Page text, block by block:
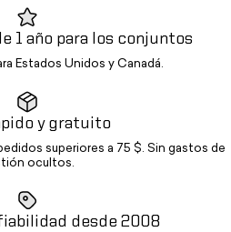
1 año para los conjuntos
Estados Unidos y Canadá.
y gratuito
superiores a 75 $. Sin gastos de
ocultos.
desde 2008